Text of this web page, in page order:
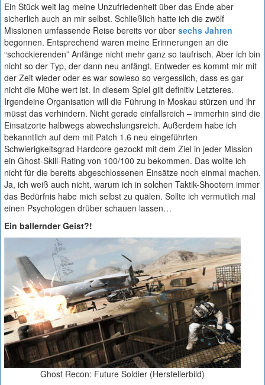
Ein Stück weit lag meine Unzufriedenheit über das Ende aber
sicherlich auch an mir selbst. Schließlich hatte ich die zwölf
Missionen umfassende Reise bereits vor über sechs Jahren
begonnen. Entsprechend waren meine Erinnerungen an die
“schockierenden” Anfänge nicht mehr ganz so taufrisch. Aber ich bin
nicht so der Typ, der dann neu anfängt. Entweder es kommt mir mit
der Zeit wieder oder es war sowieso so vergesslich, dass es gar
nicht die Mühe wert ist. In diesem Spiel gilt definitiv Letzteres.
Irgendeine Organisation will die Führung in Moskau stürzen und ihr
müsst das verhindern. Nicht gerade einfallsreich – immerhin sind die
Einsatzorte halbwegs abwechslungsreich. Außerdem habe ich
bekanntlich auf dem mit Patch 1.6 neu eingeführten
Schwierigkeitsgrad Hardcore gezockt mit dem Ziel in jeder Mission
ein Ghost-Skill-Rating von 100/100 zu bekommen. Das wollte ich
nicht für die bereits abgeschlossenen Einsätze noch einmal machen.
Ja, ich weiß auch nicht, warum ich in solchen Taktik-Shootern immer
das Bedürfnis habe mich selbst zu quälen. Sollte ich vermutlich mal
einen Psychologen drüber schauen lassen…
Ein ballernder Geist?!
Ghost Recon: Future Soldier (Herstellerbild)